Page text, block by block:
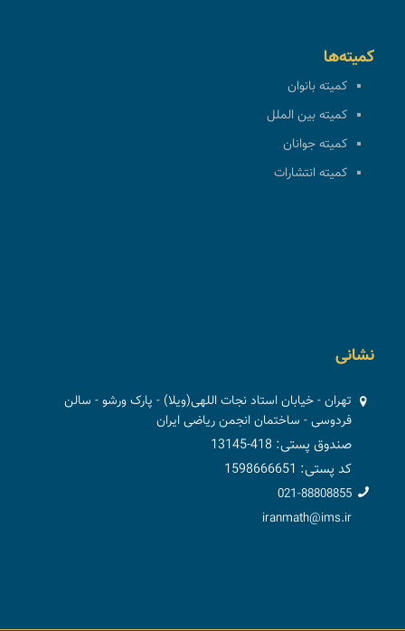
کمیته‌ها
کمیته بانوان
کمیته بین الملل
کمیته جوانان
کمیته انتشارات
نشانی
تهران - خیابان استاد نجات اللهی(ویلا) - پارک ورشو - سالن
فردوسی - ساختمان انجمن ریاضی ایران
صندوق پستی: 418-13145
کد پستی: 1598666651
021-88808855
iranmath@ims.ir